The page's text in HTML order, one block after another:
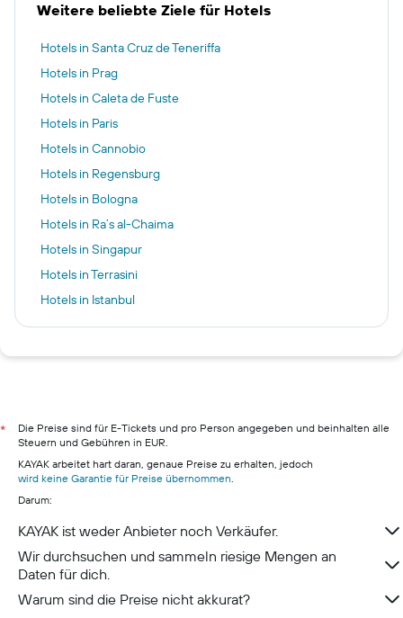
Weitere beliebte Ziele für Hotels
Hotels in Santa Cruz de Teneriffa
Hotels in Prag
Hotels in Caleta de Fuste
Hotels in Paris
Hotels in Cannobio
Hotels in Regensburg
Hotels in Bologna
Hotels in Ra’s al-Chaima
Hotels in Singapur
Hotels in Terrasini
Hotels in Istanbul
Hotels in Essen
Hotels in Hamburg
Hotels in Pillig
Hotels in Warnemünde
Hotels in Neustadt in Holstein
Hotels in München
*
Die Preise sind für E-Tickets und pro Person angegeben und beinhalten alle
Steuern und Gebühren in EUR.
KAYAK arbeitet hart daran, genaue Preise zu erhalten, jedoch
wird keine Garantie für Preise übernommen.
Darum:
KAYAK ist weder Anbieter noch Verkäufer.
Wir durchsuchen und sammeln riesige Mengen an
Daten für dich.
Warum sind die Preise nicht akkurat?